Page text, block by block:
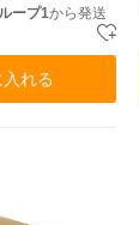
ープ1から発送
れる